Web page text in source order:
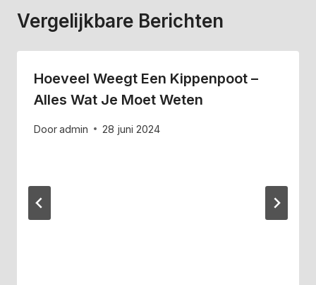
Vergelijkbare Berichten
Hoeveel Weegt Een Kippenpoot –
Alles Wat Je Moet Weten
Dooradmin 28 juni 2024